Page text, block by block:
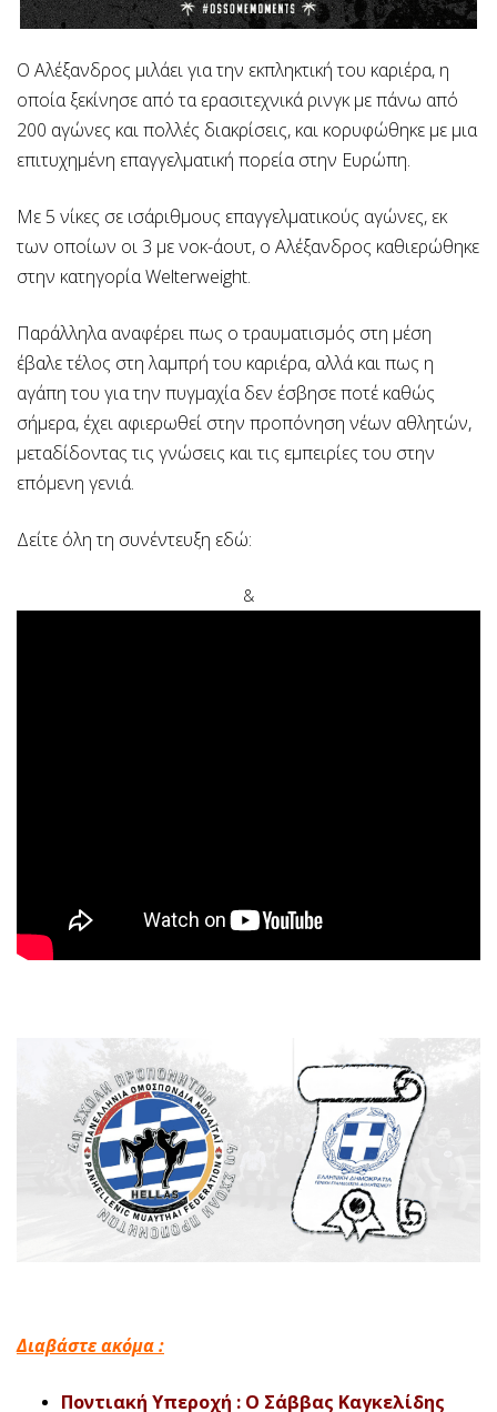
Ο Αλέξανδρος μιλάει για την εκπληκτική του καριέρα, η
οποία ξεκίνησε από τα ερασιτεχνικά ρινγκ με πάνω από
200 αγώνες και πολλές διακρίσεις, και κορυφώθηκε με μια
επιτυχημένη επαγγελματική πορεία στην Ευρώπη.
Με 5 νίκες σε ισάριθμους επαγγελματικούς αγώνες, εκ
των οποίων οι 3 με νοκ-άουτ, ο Αλέξανδρος καθιερώθηκε
στην κατηγορία Welterweight.
Παράλληλα αναφέρει πως ο τραυματισμός στη μέση
έβαλε τέλος στη λαμπρή του καριέρα, αλλά και πως η
αγάπη του για την πυγμαχία δεν έσβησε ποτέ καθώς
σήμερα, έχει αφιερωθεί στην προπόνηση νέων αθλητών,
μεταδίδοντας τις γνώσεις και τις εμπειρίες του στην
επόμενη γενιά.
Δείτε όλη τη συνέντευξη εδώ:
&
Διαβάστε ακόμα :
Ποντιακή Υπεροχή : Ο Σάββας Καγκελίδης